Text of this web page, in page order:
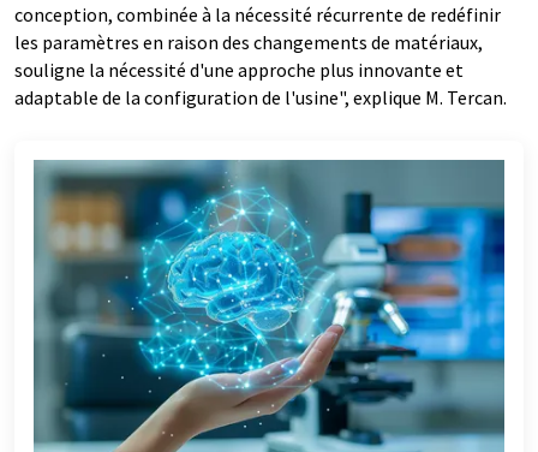
conception, combinée à la nécessité récurrente de redéfinir
les paramètres en raison des changements de matériaux,
souligne la nécessité d'une approche plus innovante et
adaptable de la configuration de l'usine", explique M. Tercan.